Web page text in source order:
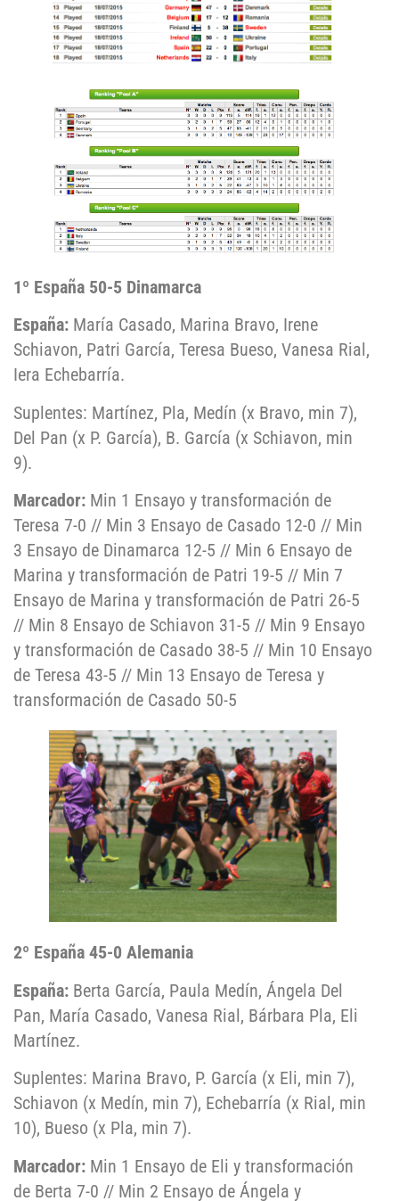
1º España 50-5 Dinamarca
España: María Casado, Marina Bravo, Irene
Schiavon, Patri García, Teresa Bueso, Vanesa Rial,
Iera Echebarría.
Suplentes: Martínez, Pla, Medín (x Bravo, min 7),
Del Pan (x P. García), B. García (x Schiavon, min
9).
Marcador: Min 1 Ensayo y transformación de
Teresa 7-0 // Min 3 Ensayo de Casado 12-0 // Min
3 Ensayo de Dinamarca 12-5 // Min 6 Ensayo de
Marina y transformación de Patri 19-5 // Min 7
Ensayo de Marina y transformación de Patri 26-5
// Min 8 Ensayo de Schiavon 31-5 // Min 9 Ensayo
y transformación de Casado 38-5 // Min 10 Ensayo
de Teresa 43-5 // Min 13 Ensayo de Teresa y
transformación de Casado 50-5
2º España 45-0 Alemania
España: Berta García, Paula Medín, Ángela Del
Pan, María Casado, Vanesa Rial, Bárbara Pla, Eli
Martínez.
Suplentes: Marina Bravo, P. García (x Eli, min 7),
Schiavon (x Medín, min 7), Echebarría (x Rial, min
10), Bueso (x Pla, min 7).
Marcador: Min 1 Ensayo de Eli y transformación
de Berta 7-0 // Min 2 Ensayo de Ángela y